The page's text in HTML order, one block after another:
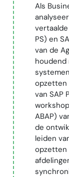
Als
PS) en
van de
houdend
opzetten
van SAP
ABAP)
de
leiden
opzetten